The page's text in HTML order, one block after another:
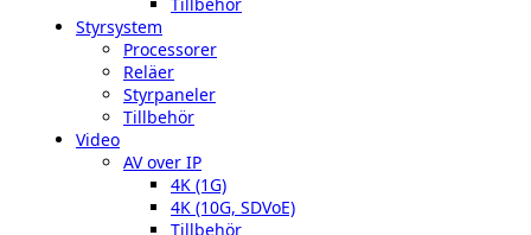
Styrsystem
Processorer
Reläer
Styrpaneler
Tillbehör
Video
AV over IP
4K (1G)
4K (10G, SDVoE)
Tillbehör